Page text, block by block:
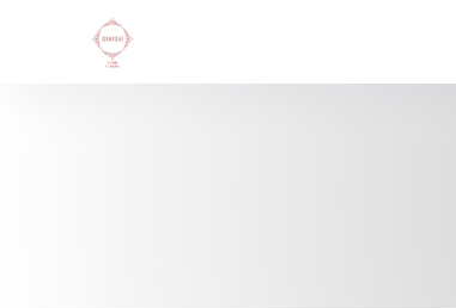
Panel for informasjonskapsler